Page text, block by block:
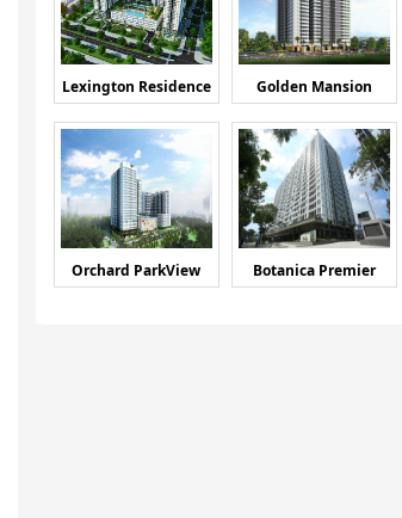
Lexington Residence Golden Mansion
Orchard ParkView Botanica Premier